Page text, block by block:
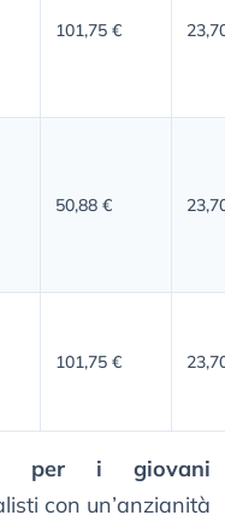
101,75 €
50,88 €
101,75 €
per i giovani
con un’anzianità